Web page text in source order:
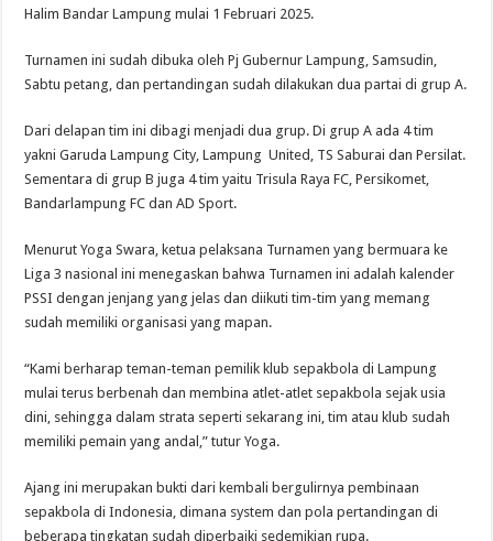
Halim Bandar Lampung mulai 1 Februari 2025.
Turnamen ini sudah dibuka oleh Pj Gubernur Lampung, Samsudin,
Sabtu petang, dan pertandingan sudah dilakukan dua partai di grup A.
Dari delapan tim ini dibagi menjadi dua grup. Di grup A ada 4 tim
yakni Garuda Lampung City, Lampung United, TS Saburai dan Persilat.
Sementara di grup B juga 4 tim yaitu Trisula Raya FC, Persikomet,
Bandarlampung FC dan AD Sport.
Menurut Yoga Swara, ketua pelaksana Turnamen yang bermuara ke
Liga 3 nasional ini menegaskan bahwa Turnamen ini adalah kalender
PSSI dengan jenjang yang jelas dan diikuti tim-tim yang memang
sudah memiliki organisasi yang mapan.
“Kami berharap teman-teman pemilik klub sepakbola di Lampung
mulai terus berbenah dan membina atlet-atlet sepakbola sejak usia
dini, sehingga dalam strata seperti sekarang ini, tim atau klub sudah
memiliki pemain yang andal,” tutur Yoga.
Ajang ini merupakan bukti dari kembali bergulirnya pembinaan
sepakbola di Indonesia, dimana system dan pola pertandingan di
beberapa tingkatan sudah diperbaiki sedemikian rupa.